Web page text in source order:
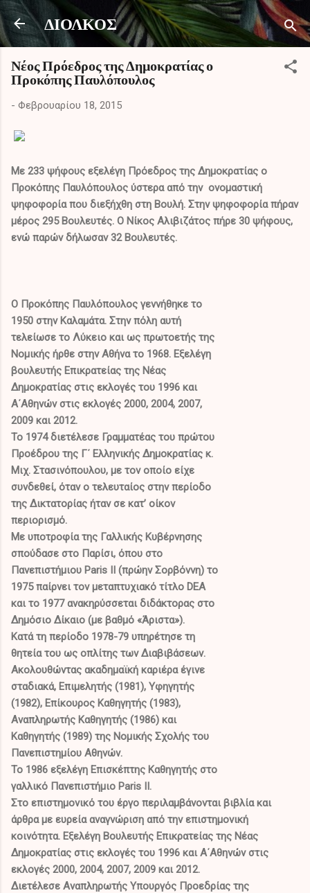
Μετάβαση στο κύριο περιεχόμενο
ΔΙΟΛΚΟΣ
Νέος Πρόεδρος της Δημοκρατίας ο
Προκόπης Παυλόπουλος
- Φεβρουαρίου 18, 2015
Με 233 ψήφους εξελέγη Πρόεδρος της Δημοκρατίας ο
Προκόπης Παυλόπουλος ύστερα από την ονομαστική
ψηφοφορία που διεξήχθη στη Βουλή. Στην ψηφοφορία πήραν
μέρος 295 Βουλευτές. Ο Νίκος Αλιβιζάτος πήρε 30 ψήφους,
ενώ παρών δήλωσαν 32 Βουλευτές.
Ο Προκόπης Παυλόπουλος γεννήθηκε το
1950 στην Καλαμάτα. Στην πόλη αυτή
τελείωσε το Λύκειο και ως πρωτοετής της
Νομικής ήρθε στην Αθήνα το 1968. Εξελέγη
βουλευτής Επικρατείας της Νέας
Δημοκρατίας στις εκλογές του 1996 και
Α΄Αθηνών στις εκλογές 2000, 2004, 2007,
2009 και 2012.
Το 1974 διετέλεσε Γραμματέας του πρώτου
Προέδρου της Γ΄ Ελληνικής Δημοκρατίας κ.
Μιχ. Στασινόπουλου, με τον οποίο είχε
συνδεθεί, όταν ο τελευταίος στην περίοδο
της Δικτατορίας ήταν σε κατ’ οίκον
περιορισμό.
Με υποτροφία της Γαλλικής Κυβέρνησης
σπούδασε στο Παρίσι, όπου στο
Πανεπιστήμιου Paris II (πρώην Σορβόννη) το
1975 παίρνει τον μεταπτυχιακό τίτλο DEA
και το 1977 ανακηρύσσεται διδάκτορας στο
Δημόσιο Δίκαιο (με βαθμό «Άριστα»).
Κατά τη περίοδο 1978-79 υπηρέτησε τη
θητεία του ως οπλίτης των Διαβιβάσεων.
Ακολουθώντας ακαδημαϊκή καριέρα έγινε
σταδιακά, Επιμελητής (1981), Υφηγητής
(1982), Επίκουρος Καθηγητής (1983),
Αναπληρωτής Καθηγητής (1986) και
Καθηγητής (1989) της Νομικής Σχολής του
Πανεπιστημίου Αθηνών.
Το 1986 εξελέγη Επισκέπτης Καθηγητής στο
γαλλικό Πανεπιστήμιο Paris II.
Στο επιστημονικό του έργο περιλαμβάνονται βιβλία και
άρθρα με ευρεία αναγνώριση από την επιστημονική
κοινότητα. Εξελέγη Βουλευτής Επικρατείας της Νέας
Δημοκρατίας στις εκλογές του 1996 και Α΄Αθηνών στις
εκλογές 2000, 2004, 2007, 2009 και 2012.
Διετέλεσε Αναπληρωτής Υπουργός Προεδρίας της